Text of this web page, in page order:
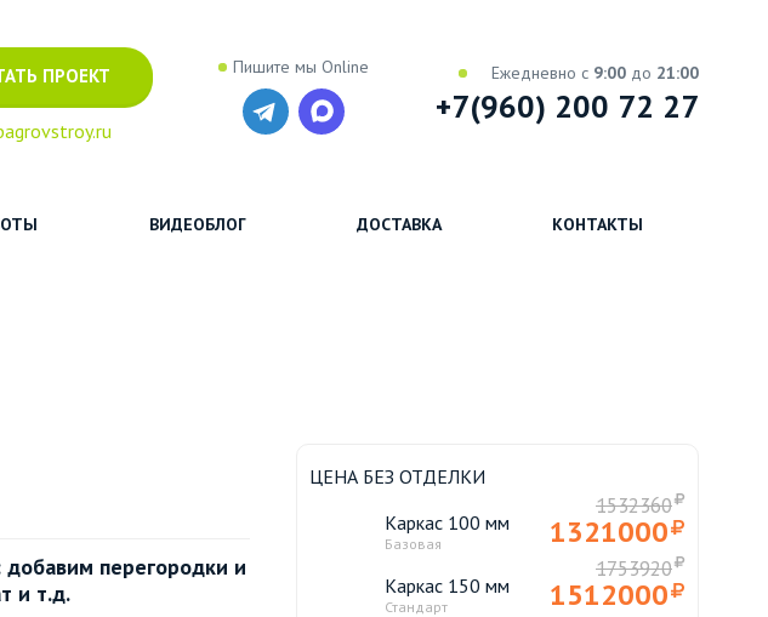
ПРОЕКТ Пишите мы Online Ежедневно с 9:00 до 21:00
+7(960) 200 72 27
ВИДЕОБЛОГ ДОСТАВКА КОНТАКТЫ
перегородки и
и т.д.
ЦЕНА БЕЗ ОТДЕЛКИ
Каркас 100 мм
Базовая
1532360
1321000
Каркас 150 мм
Стандарт
1753920
1512000